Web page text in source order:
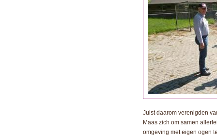
Juist daarom verenigden
Maas zich om samen
omgeving met eigen ogen